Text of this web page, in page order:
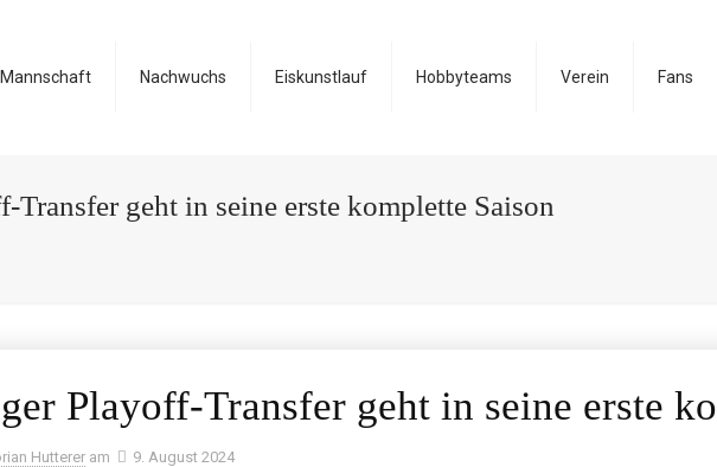
Mannschaft Nachwuchs Eiskunstlauf Hobbyteams Verein Fans
geht in seine erste komplette Saison
Playoff-Transfer geht in seine erste
Hutterer am 9. August 2024